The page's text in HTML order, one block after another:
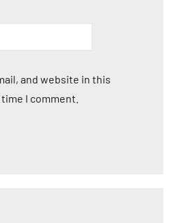
and website in this
I comment.